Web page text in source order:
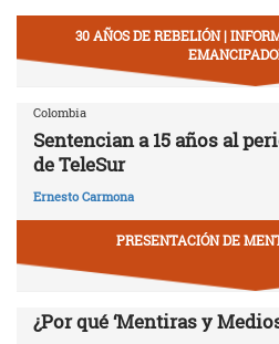
30 AÑOS DE REBELIÓN |
Colombia
Sentencian a 15 años al
de TeleSur
Ernesto Carmona
PRESENTACIÓN DE
¿Por qué ‘Mentiras y